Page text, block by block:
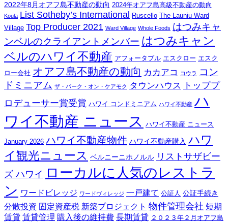
2022年8月オアフ島不動産の動向 2024年オアフ島高級不動産の動向
Koula List Sotheby’s International Ruscello
The Launiu Ward
Village Top Producer 2021 Ward Village Whole Foods はつみキャ
ンベルのクライアントメンバー はつみキャン
ベルのハワイ不動産 アフォータブル エスクロー エスク
ロー会社 オアフ島不動産の動向 カカアコ コウラ
コン
ドミニアム ザ・パーク・オン・ケアモク タウンハウス
トッププ
ロデューサー賞受賞 ハワイ コンドミニアム ハワイ不動産 ハ
ワイ不動産 ニュース
ハワイ不動産 ニュース
January 2026 ハワイ不動産物件 ハワイ不動産購入 ハワ
イ観光ニュース ベルニーニホノルル リストサザビー
ズ ハワイ ローカルに人気のレストラ
ン ワードビレッジ ワードヴィレッジ 一戸建て 公証人 公証手続き
分散投資 固定資産税 新築プロジェクト 物件管理会社 短期
賃貸 賃貸管理 購入後の維持費 長期賃貸 ２０２３年２月オアフ島